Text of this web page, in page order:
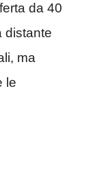
da 40
distante
ma
le